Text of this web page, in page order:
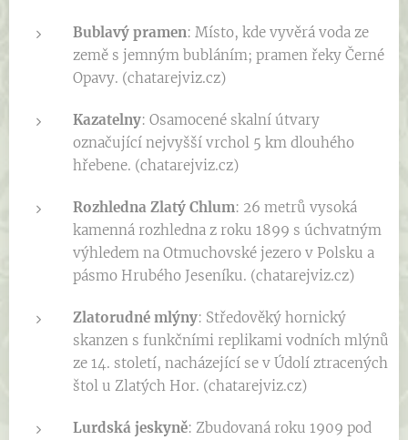
Bublavý pramen: Místo, kde vyvěrá voda ze
země s jemným bubláním; pramen řeky Černé
Opavy. (chatarejviz.cz)
Kazatelny: Osamocené skalní útvary
označující nejvyšší vrchol 5 km dlouhého
hřebene. (chatarejviz.cz)
Rozhledna Zlatý Chlum: 26 metrů vysoká
kamenná rozhledna z roku 1899 s úchvatným
výhledem na Otmuchovské jezero v Polsku a
pásmo Hrubého Jeseníku. (chatarejviz.cz)
Zlatorudné mlýny: Středověký hornický
skanzen s funkčními replikami vodních mlýnů
ze 14. století, nacházející se v Údolí ztracených
štol u Zlatých Hor. (chatarejviz.cz)
Lurdská jeskyně: Zbudovaná roku 1909 pod